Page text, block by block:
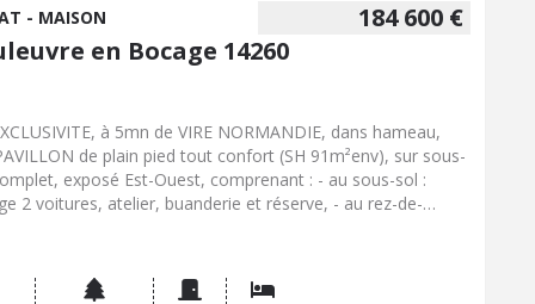
184 600 €
- MAISON
en Bocage 14260
à 5mn de VIRE NORMANDIE, dans hameau,
de plain pied tout confort (SH 91m²env), sur sous-
exposé Est-Ouest, comprenant : - au sous-sol :
2 voitures, atelier, buanderie et réserve, - au rez-de-
Terrasse, cour, verger, jardin et terrain avec
pour atelier de jardin, l'ensemble d'une superficie de